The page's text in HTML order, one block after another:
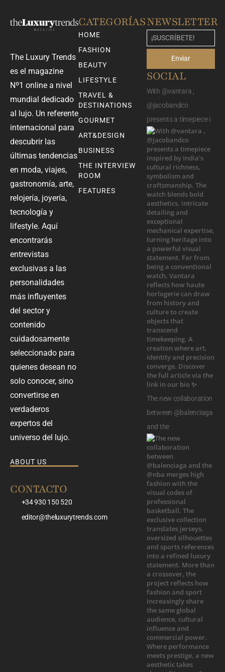
The Luxury Trends
es el magazine
Nº1 online a nivel
mundial dedicado
al lujo. Un referente
internacional para
descubrir las
últimas tendencias
en moda, viajes,
gastronomía, arte,
relojería, joyería,
tecnología y
lifestyle. Aquí
encontrarás
entrevistas
exclusivas a las
personalidades
más influyentes
del sector y
contenido
cuidadosamente
seleccionado para
quienes desean no
solo conocer, sino
convertirse en
verdaderos
expertos del
universo del lujo.
ABOUT US
CONTACTO
+34 930 150 520
editor@theluxurytrends.com
CATEGORÍAS
HOME
FASHION
BEAUTY
LIFESTYLE
TRAVEL &
DESTINATIONS
GOURMET
ART&DESIGN
BUSINESS
THE INTERVIEW
ROOM
FEATURES
NEWSLETTER
Enviar
SOCIAL
With @vantara ,
@jacobandco
presents a timepiece i
The new collaboration
between @balenciaga
and the